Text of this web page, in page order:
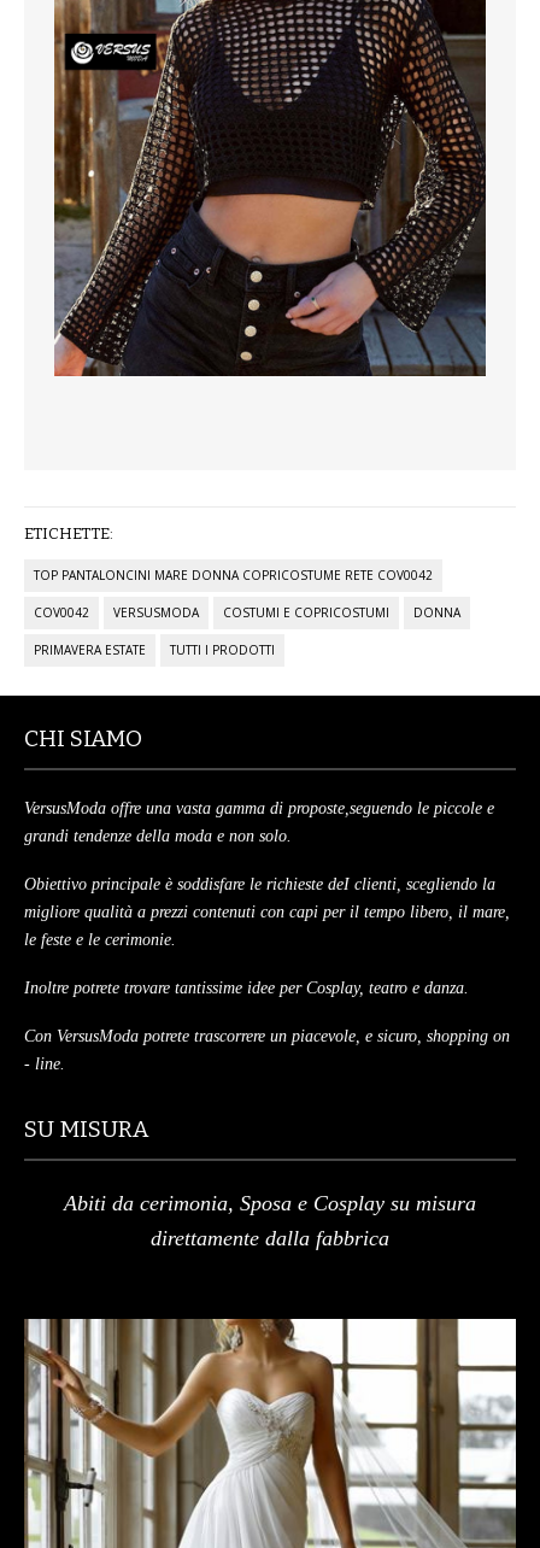
ETICHETTE:
TOP PANTALONCINI MARE DONNA COPRICOSTUME RETE COV0042
COV0042 VERSUSMODA COSTUMI E COPRICOSTUMI DONNA
PRIMAVERA ESTATE TUTTI I PRODOTTI
CHI SIAMO
VersusModa offre una vasta gamma di proposte,seguendo le piccole e
grandi tendenze della moda e non solo.
Obiettivo principale è soddisfare le richieste deI clienti, scegliendo la
migliore qualità a prezzi contenuti con capi per il tempo libero, il mare,
le feste e le cerimonie.
Inoltre potrete trovare tantissime idee per Cosplay, teatro e danza.
Con VersusModa potrete trascorrere un piacevole, e sicuro, shopping on
- line.
SU MISURA
Abiti da cerimonia, Sposa e Cosplay su misura
direttamente dalla fabbrica